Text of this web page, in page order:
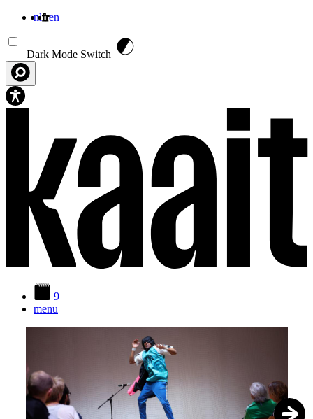
nlfren
Dark Mode Switch
9
menu